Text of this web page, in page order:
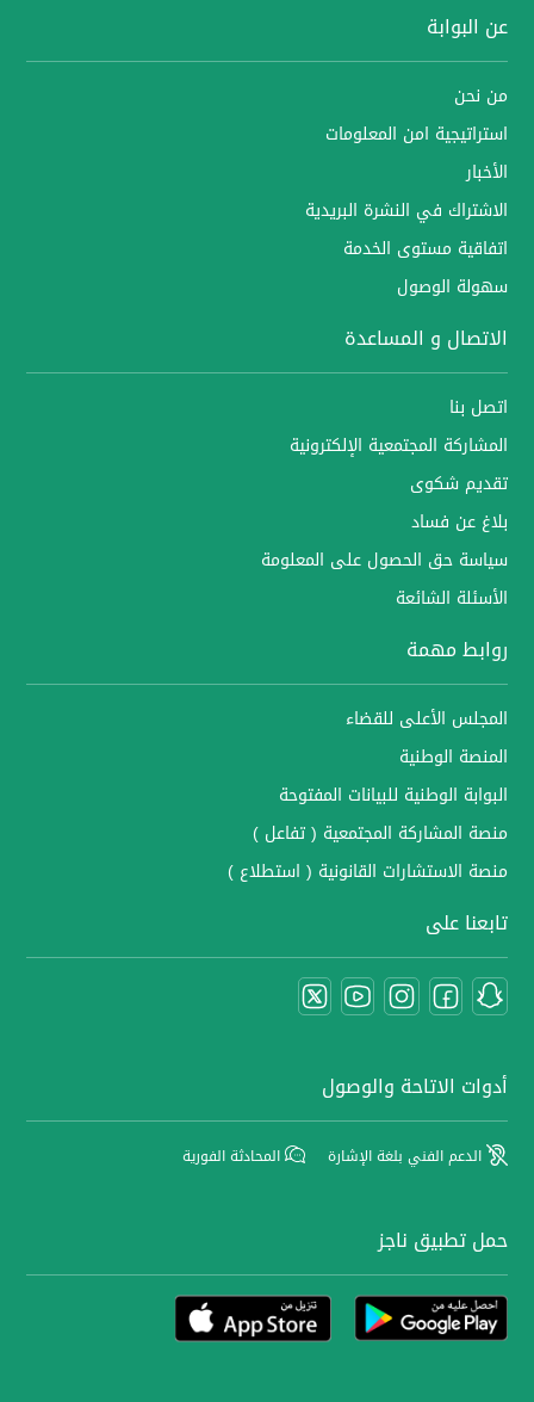
عن البوابة
من نحن
استراتيجية امن المعلومات
الأخبار
الاشتراك في النشرة البريدية
اتفاقية مستوى الخدمة
سهولة الوصول
الاتصال و المساعدة
اتصل بنا
المشاركة المجتمعية الإلكترونية
تقديم شكوى
بلاغ عن فساد
سياسة حق الحصول على المعلومة
الأسئلة الشائعة
روابط مهمة
المجلس الأعلى للقضاء
المنصة الوطنية
البوابة الوطنية للبيانات المفتوحة
منصة المشاركة المجتمعية ( تفاعل )
منصة الاستشارات القانونية ( استطلاع )
تابعنا على
أدوات الاتاحة والوصول
الدعم الفني بلغة الإشارة المحادثة الفورية
حمل تطبيق ناجز